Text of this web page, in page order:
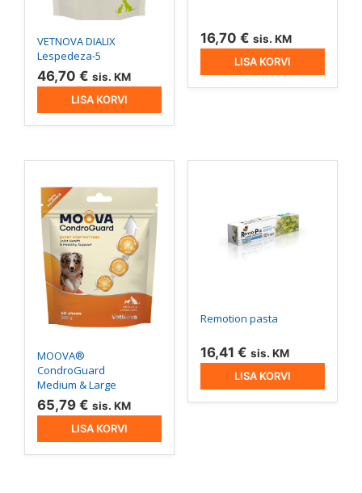
VETNOVA DIALIX
Lespedeza-5
46,70 € sis. KM
LISA KORVI
16,70 € sis. KM
LISA KORVI
MOOVA®
CondroGuard
Medium & Large
65,79 € sis. KM
LISA KORVI
Remotion pasta
16,41 € sis. KM
LISA KORVI